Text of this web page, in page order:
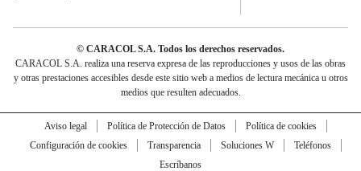
© CARACOL S.A. Todos los derechos reservados.
CARACOL S.A. realiza una reserva expresa de las reproducciones y usos de las obras
y otras prestaciones accesibles desde este sitio web a medios de lectura mecánica u otros
medios que resulten adecuados.
Aviso legal Política de Protección de Datos
Política de cookies
Configuración de cookies
Transparencia Soluciones W
Teléfonos
Escríbanos